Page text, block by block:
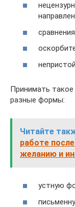
Принимать
разные формы:
Читайте
работе
желанию и
устную